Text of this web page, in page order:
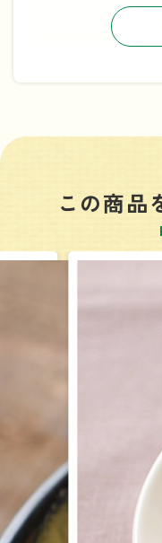
※2…キャップ付き容
この商品